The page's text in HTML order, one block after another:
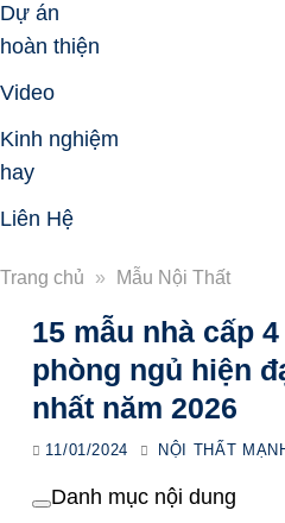
Dự án
hoàn thiện
Video
Kinh nghiệm
hay
Liên Hệ
Trang chủ » Mẫu Nội Thất
15 mẫu nhà cấp
phòng ngủ hiện
nhất năm 2026
11/01/2024 NỘI THẤT
Danh mục nội dung